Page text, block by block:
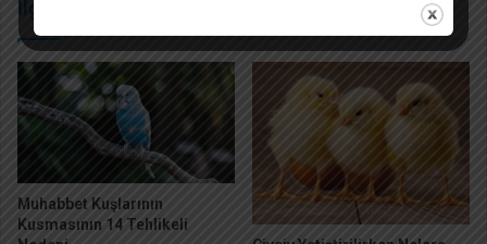
Muhabbet Kuşlarının
Kusmasının 14 Tehlikeli